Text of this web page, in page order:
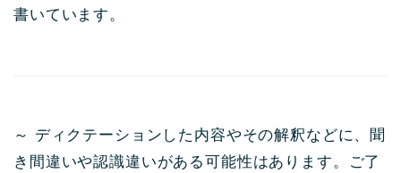
書いています。
～ ディクテーションした内容やその解釈などに、聞
き間違いや認識違いがある可能性はあります。ご了